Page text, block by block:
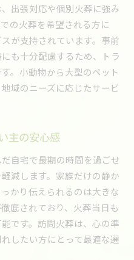
出張対応や個別火葬に強み
の火葬を希望される方に
が支持されています。事前
も十分配慮するため、トラ
。小動物から大型のペット
域のニーズに応じたサービ
主の安心感
自宅で最期の時間を過ごせ
減します。家族だけの静か
かり伝えられるのは大きな
底されており、火葬当日も
です。訪問火葬は、心の準
したい方にとって最適な選